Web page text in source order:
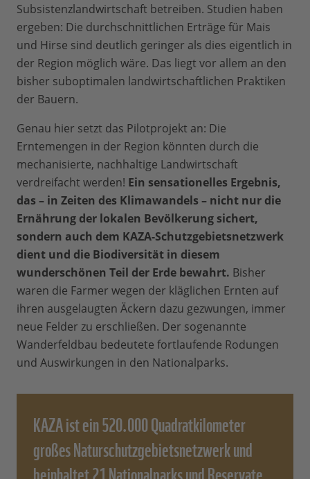
Subsistenzlandwirtschaft betreiben. Studien haben
ergeben: Die durchschnittlichen Erträge für Mais
und Hirse sind deutlich geringer als dies eigentlich in
der Region möglich wäre. Das liegt vor allem an den
bisher suboptimalen landwirtschaftlichen Praktiken
der Bauern.
Genau hier setzt das Pilotprojekt an: Die
Erntemengen in der Region könnten durch die
mechanisierte, nachhaltige Landwirtschaft
verdreifacht werden! Ein sensationelles Ergebnis,
das – in Zeiten des Klimawandels – nicht nur die
Ernährung der lokalen Bevölkerung sichert,
sondern auch dem KAZA-Schutzgebietsnetzwerk
dient und die Biodiversität in diesem
wunderschönen Teil der Erde bewahrt. Bisher
waren die Farmer wegen der kläglichen Ernten auf
ihren ausgelaugten Äckern dazu gezwungen, immer
neue Felder zu erschließen. Der sogenannte
Wanderfeldbau bedeutete fortlaufende Rodungen
und Auswirkungen in den Nationalparks.
KAZA ist ein 520.000 Quadratkilometer
großes Naturschutzgebietsnetzwerk und
beinhaltet 21 Nationalparks und Reservate,